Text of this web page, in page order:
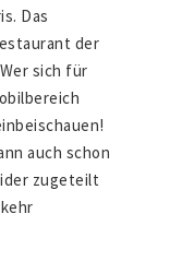
Das
der
sich für
auch schon
zugeteilt